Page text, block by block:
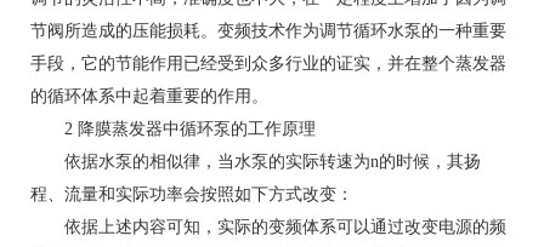
节阀所造成的压能损耗。变频技术作为调节循环水泵的一种重要
手段，它的节能作用已经受到众多行业的证实，并在整个蒸发器
的循环体系中起着重要的作用。
2 降膜蒸发器中循环泵的工作原理
依据水泵的相似律，当水泵的实际转速为n的时候，其扬
程、流量和实际功率会按照如下方式改变：
依据上述内容可知，实际的变频体系可以通过改变电源的频